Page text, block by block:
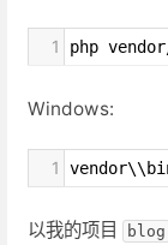
1 php
Windows:
1
以我的项目 blog